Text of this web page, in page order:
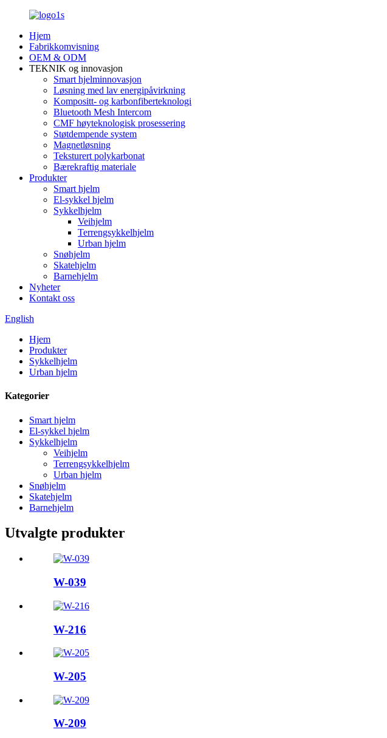
Hjem
Fabrikkomvisning
OEM & ODM
TEKNIK og innovasjon
Smart hjelminnovasjon
Løsning med lav energipåvirkning
Kompositt- og karbonfiberteknologi
Bluetooth Mesh Intercom
CMF høyteknologisk prosessering
Støtdempende system
Magnetløsning
Teksturert polykarbonat
Bærekraftig materiale
Produkter
Smart hjelm
El-sykkel hjelm
Sykkelhjelm
Veihjelm
Terrengsykkelhjelm
Urban hjelm
Snøhjelm
Skatehjelm
Barnehjelm
Nyheter
Kontakt oss
English
Hjem
Produkter
Sykkelhjelm
Urban hjelm
Kategorier
Smart hjelm
El-sykkel hjelm
Sykkelhjelm
Veihjelm
Terrengsykkelhjelm
Urban hjelm
Snøhjelm
Skatehjelm
Barnehjelm
Utvalgte produkter
W-039
W-216
W-205
W-209